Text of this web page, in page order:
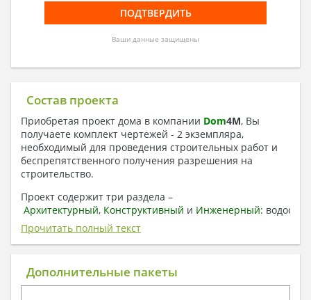
Ваши данные защищены
Состав проекта
Приобретая проект дома в компании Dom4M, Вы
получаете комплект чертежей - 2 экземпляра,
необходимый для проведения строительных работ и
беспрепятственного получения разрешения на
строительство.
Проект содержит три раздела –
Архитектурный, Конструктивный и Инженерный:
отопление, вентиляция, канализация,
электроснабжение (приобретается за дополнительную
плату) + Пояснительная записка.
1. Архитектурный раздел:
Прочитать полный текст
Дополнительные пакеты